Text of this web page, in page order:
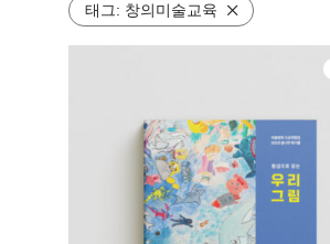
태그: 창의미술교육